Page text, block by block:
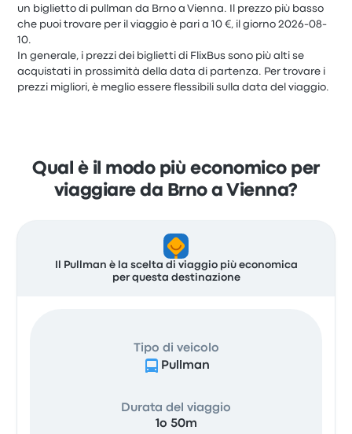
un biglietto di pullman da Brno a Vienna. Il prezzo più basso
che puoi trovare per il viaggio è pari a 10 €, il giorno 2026-08-
10.
In generale, i prezzi dei biglietti di FlixBus sono più alti se
acquistati in prossimità della data di partenza. Per trovare i
prezzi migliori, è meglio essere flessibili sulla data del viaggio.
Qual è il modo più economico per
viaggiare da Brno a Vienna?
Il Pullman è la scelta di viaggio più economica
per questa destinazione
Tipo di veicolo
Pullman
Durata del viaggio
1o 50m